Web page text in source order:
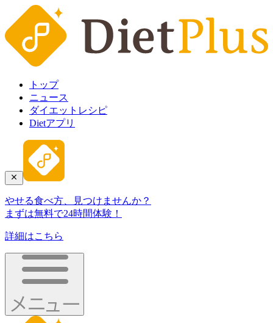
トップ
ニュース
ダイエットレシピ
Dietアプリ
やせる食べ方、見つけませんか？
まずは無料で24時間体験！
詳細はこちら